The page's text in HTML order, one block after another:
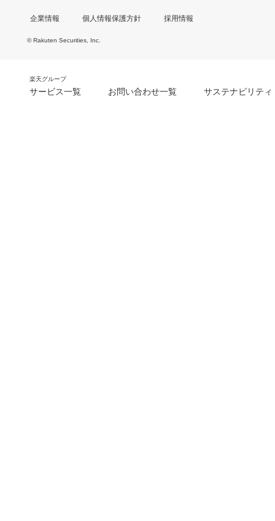
企業情報 個人情報保護方針 採用情報
© Rakuten Securities, Inc.
楽天グループ
サービス一覧 お問い合わせ一覧 サステナビリティ